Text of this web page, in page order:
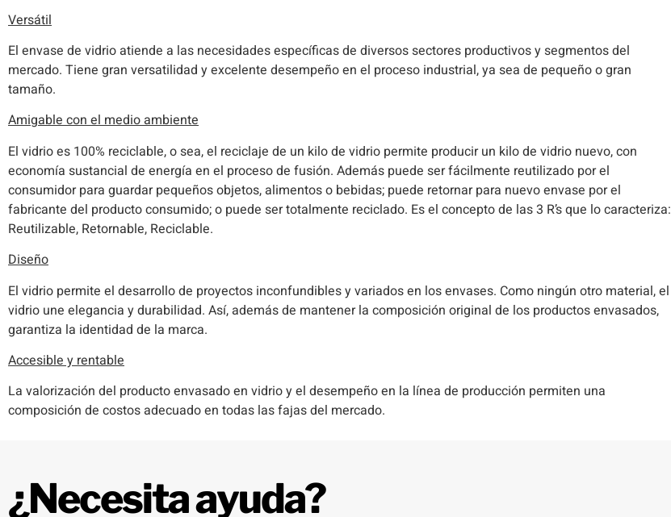
Versátil
El envase de vidrio atiende a las necesidades específicas de diversos sectores productivos y segmentos del
mercado. Tiene gran versatilidad y excelente desempeño en el proceso industrial, ya sea de pequeño o gran
tamaño.
Amigable con el medio ambiente
El vidrio es 100% reciclable, o sea, el reciclaje de un kilo de vidrio permite producir un kilo de vidrio nuevo, con
economía sustancial de energía en el proceso de fusión. Además puede ser fácilmente reutilizado por el
consumidor para guardar pequeños objetos, alimentos o bebidas; puede retornar para nuevo envase por el
fabricante del producto consumido; o puede ser totalmente reciclado. Es el concepto de las 3 R’s que lo caracteriza:
Reutilizable, Retornable, Reciclable.
Diseño
El vidrio permite el desarrollo de proyectos inconfundibles y variados en los envases. Como ningún otro material, el
vidrio une elegancia y durabilidad. Así, además de mantener la composición original de los productos envasados,
garantiza la identidad de la marca.
Accesible y rentable
La valorización del producto envasado en vidrio y el desempeño en la línea de producción permiten una
composición de costos adecuado en todas las fajas del mercado.
¿Necesita ayuda?